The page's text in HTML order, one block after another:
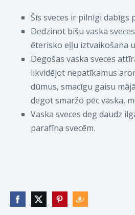
Šīs sveces ir pilnīgi dabīgs
Dedzinot bišu vaska
ēterisko eļļu iztvaikošana
Degošas vaska sveces
likvidējot nepatīkamus
dūmus, smacīgu gaisu
degot smaržo pēc vaska,
Vaska sveces deg daudz
parafīna svecēm.